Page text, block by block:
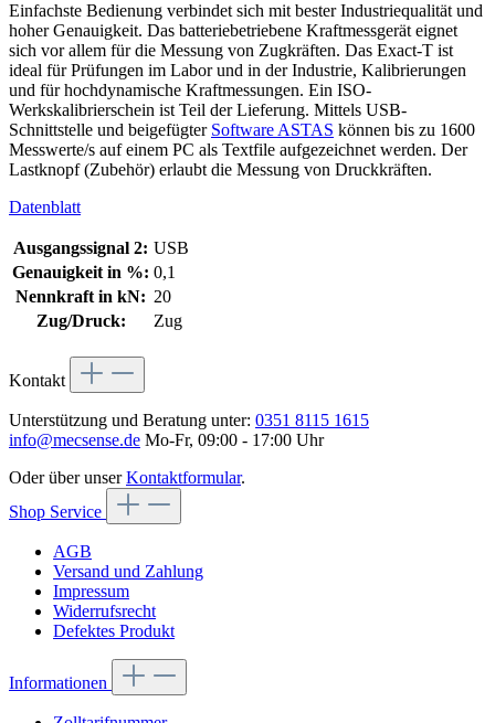
Einfachste Bedienung verbindet sich mit bester Industriequalität und
hoher Genauigkeit. Das batteriebetriebene Kraftmessgerät eignet
sich vor allem für die Messung von Zugkräften. Das Exact-T ist
ideal für Prüfungen im Labor und in der Industrie, Kalibrierungen
und für hochdynamische Kraftmessungen. Ein ISO-
Werkskalibrierschein ist Teil der Lieferung. Mittels USB-
Schnittstelle und beigefügter Software ASTAS können bis zu 1600
Messwerte/s auf einem PC als Textfile aufgezeichnet werden. Der
Lastknopf (Zubehör) erlaubt die Messung von Druckkräften.
Datenblatt
Ausgangssignal 2: USB
Genauigkeit in %: 0,1
Nennkraft in kN: 20
Zug/Druck:
Zug
Kontakt
Unterstützung und Beratung unter: 0351 8115 1615
info@mecsense.de Mo-Fr, 09:00 - 17:00 Uhr
Oder über unserKontaktformular.
Shop Service
AGB
Versand und Zahlung
Impressum
Widerrufsrecht
Defektes Produkt
Informationen